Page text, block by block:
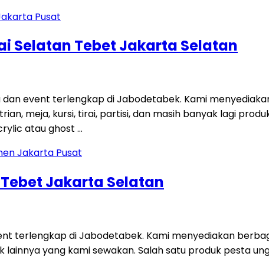
Selatan Tebet Jakarta Selatan
event terlengkap di Jabodetabek. Kami
meja, kursi, tirai, partisi, dan masih banyak lagi
atau ghost …
Jakarta Selatan
terlengkap di Jabodetabek. Kami menyediakan
yang kami sewakan. Salah satu produk pesta